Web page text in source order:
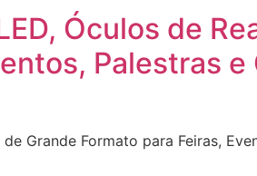
Óculos de
Palestras
Grande Formato para Feiras,